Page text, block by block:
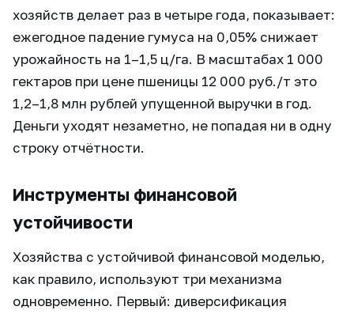
хозяйств делает раз в четыре года, показывает:
ежегодное падение гумуса на 0,05% снижает
урожайность на 1–1,5 ц/га. В масштабах 1 000
гектаров при цене пшеницы 12 000 руб./т это
1,2–1,8 млн рублей упущенной выручки в год.
Деньги уходят незаметно, не попадая ни в одну
строку отчётности.
Инструменты финансовой
устойчивости
Хозяйства с устойчивой финансовой моделью,
как правило, используют три механизма
одновременно. Первый: диверсификация